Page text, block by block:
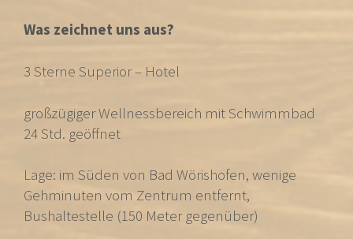
Was zeichnet uns aus?
3 Sterne Superior – Hotel
großzügiger Wellnessbereich mit Schwimmbad
24 Std. geöffnet
Lage: im Süden von Bad Wörishofen, wenige
Gehminuten vom Zentrum entfernt,
Bushaltestelle (150 Meter gegenüber)